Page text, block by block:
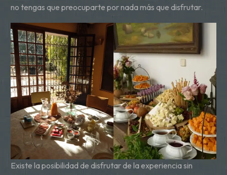
no tengas que preocuparte por nada más que disfrutar.
Existe la posibilidad de disfrutar de la experiencia sin